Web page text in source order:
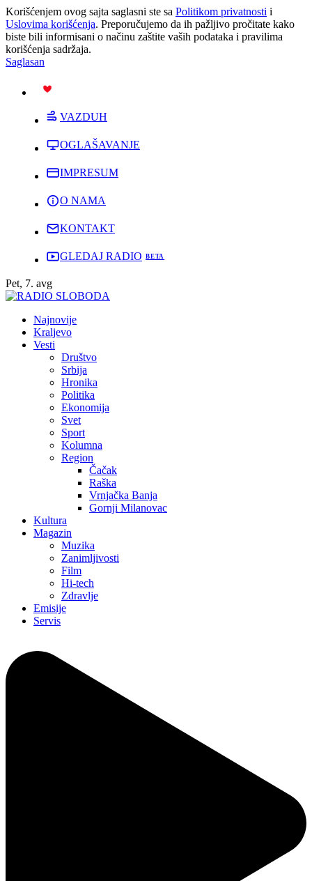
Korišćenjem ovog sajta saglasni ste sa Politikom privatnosti i
Uslovima korišćenja. Preporučujemo da ih pažljivo pročitate kako
biste bili informisani o načinu zaštite vaših podataka i pravilima
korišćenja sadržaja.
Saglasan
VAZDUH
OGLAŠAVANJE
IMPRESUM
O NAMA
KONTAKT
GLEDAJ RADIO
Pet, 7. avg
Najnovije
Kraljevo
Vesti
Društvo
Srbija
Hronika
Politika
Ekonomija
Svet
Sport
Kolumna
Region
Čačak
Raška
Vrnjačka Banja
Gornji Milanovac
Kultura
Magazin
Muzika
Zanimljivosti
Film
Hi-tech
Zdravlje
Emisije
Servis